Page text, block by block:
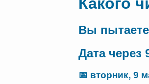
Какого
Вы
Дата через
📅 вторник, 9